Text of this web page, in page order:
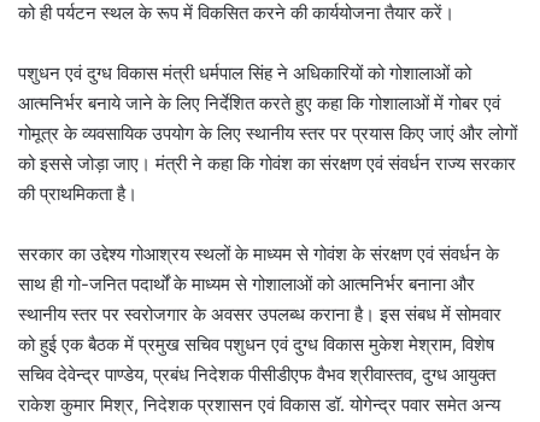
को ही पर्यटन स्थल के रूप में विकसित करने की कार्ययोजना तैयार करें।
पशुधन एवं दुग्ध विकास मंत्री धर्मपाल सिंह ने अधिकारियों को गोशालाओं को
आत्मनिर्भर बनाये जाने के लिए निर्देशित करते हुए कहा कि गोशालाओं में गोबर एवं
गोमूत्र के व्यवसायिक उपयोग के लिए स्थानीय स्तर पर प्रयास किए जाएं और लोगों
को इससे जोड़ा जाए। मंत्री ने कहा कि गोवंश का संरक्षण एवं संवर्धन राज्य सरकार
की प्राथमिकता है।
सरकार का उद्देश्य गोआश्रय स्थलों के माध्यम से गोवंश के संरक्षण एवं संवर्धन के
साथ ही गो-जनित पदार्थों के माध्यम से गोशालाओं को आत्मनिर्भर बनाना और
स्थानीय स्तर पर स्वरोजगार के अवसर उपलब्ध कराना है। इस संबध में सोमवार
को हुई एक बैठक में प्रमुख सचिव पशुधन एवं दुग्ध विकास मुकेश मेश्राम, विशेष
सचिव देवेन्द्र पाण्डेय, प्रबंध निदेशक पीसीडीएफ वैभव श्रीवास्तव, दुग्ध आयुक्त
राकेश कुमार मिश्र, निदेशक प्रशासन एवं विकास डॉ. योगेन्द्र पवार समेत अन्य